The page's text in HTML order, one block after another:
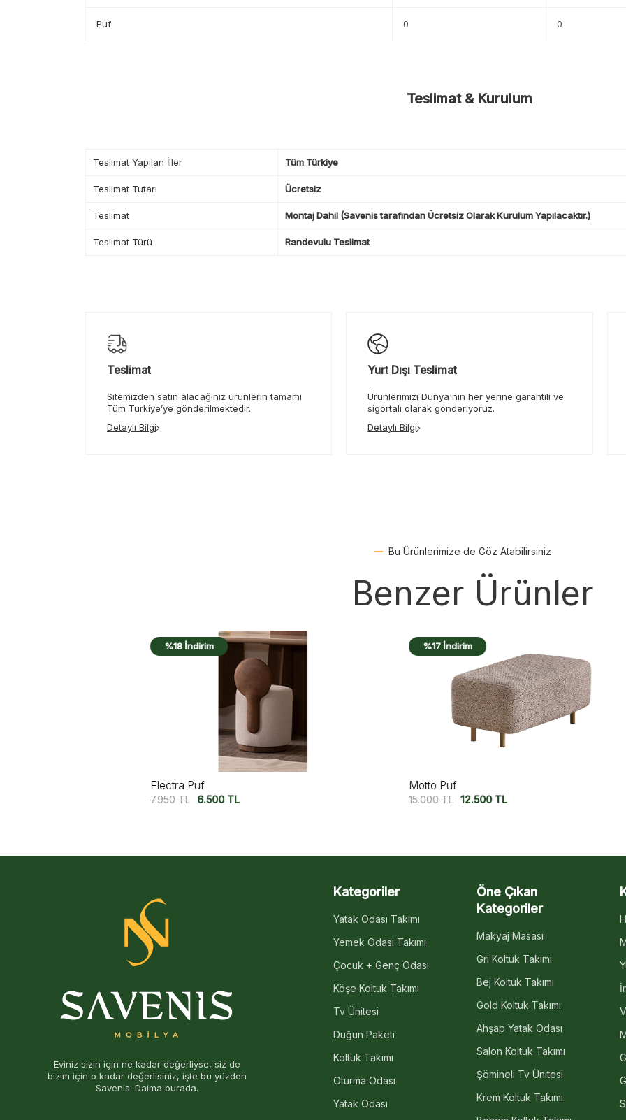
Puf 0 0
Teslimat & Kurulum
Teslimat Yapılan İller Tüm Türkiye
Teslimat Tutarı Ücretsiz
Teslimat Montaj Dahil (Savenis tarafından Ücretsiz Olarak Kurulum Yapılacaktır.)
Teslimat Türü Randevulu Teslimat
Teslimat
Sitemizden satın alacağınız ürünlerin tamamı
Tüm Türkiye’ye gönderilmektedir.
Detaylı Bilgi
Yurt Dışı Teslimat
Ürünlerimizi Dünya'nın her yerine garantili ve
sigortalı olarak gönderiyoruz.
Detaylı Bilgi
Bu Ürünlerimize de Göz Atabilirsiniz
Benzer Ürünler
%18 İndirim
Electra Puf
6.500TL
%17 İndirim
12.500TL
Eviniz sizin için ne kadar değerliyse, siz de
bizim için o kadar değerlisiniz, işte bu yüzden
Savenis. Daima burada.
Kategoriler
Yatak Odası Takımı
Yemek Odası Takımı
Çocuk + Genç Odası
Köşe Koltuk Takımı
Tv Ünitesi
Düğün Paketi
Koltuk Takımı
Oturma Odası
Yatak Odası
Öne Çıkan
Kategoriler
Makyaj Masası
Gri Koltuk Takımı
Bej Koltuk Takımı
Gold Koltuk Takımı
Ahşap Yatak Odası
Salon Koltuk Takımı
Şömineli Tv Ünitesi
Krem Koltuk Takımı